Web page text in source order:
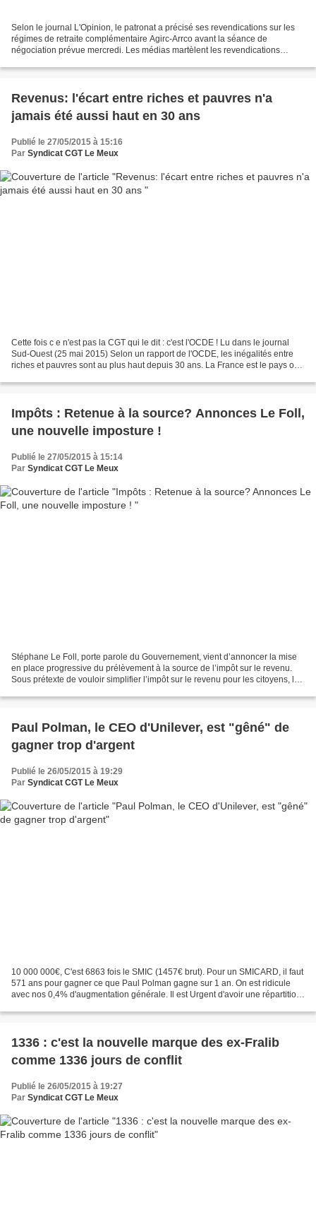
Selon le journal L'Opinion, le patronat a précisé ses revendications sur les
régimes de retraite complémentaire Agirc-Arrco avant la séance de
négociation prévue mercredi. Les médias martèlent les revendications
Revenus: l'écart entre riches et pauvres n'a
jamais été aussi haut en 30 ans
Publié le 27/05/2015 à 15:16
Par Syndicat CGT Le Meux
Cette fois c e n'est pas la CGT qui le dit : c'est l'OCDE ! Lu dans le journal
Sud-Ouest (25 mai 2015) Selon un rapport de l'OCDE, les inégalités entre
riches et pauvres sont au plus haut depuis 30 ans. La France est le pays où
Impôts : Retenue à la source? Annonces Le Foll,
une nouvelle imposture !
Publié le 27/05/2015 à 15:14
Par Syndicat CGT Le Meux
Stéphane Le Foll, porte parole du Gouvernement, vient d’annoncer la mise
en place progressive du prélèvement à la source de l’impôt sur le revenu.
Sous prétexte de vouloir simplifier l’impôt sur le revenu pour les citoyens, le
Paul Polman, le CEO d'Unilever, est "gêné" de
gagner trop d'argent
Publié le 26/05/2015 à 19:29
Par Syndicat CGT Le Meux
10 000 000€, C'est 6863 fois le SMIC (1457€ brut). Pour un SMICARD, il faut
571 ans pour gagner ce que Paul Polman gagne sur 1 an. On est ridicule
avec nos 0,4% d'augmentation générale. Il est Urgent d'avoir une répartition
1336 : c'est la nouvelle marque des ex-Fralib
comme 1336 jours de conflit
Publié le 26/05/2015 à 19:27
Par Syndicat CGT Le Meux